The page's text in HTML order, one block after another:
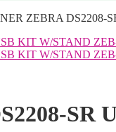
ZEBRA DS2208-
SR